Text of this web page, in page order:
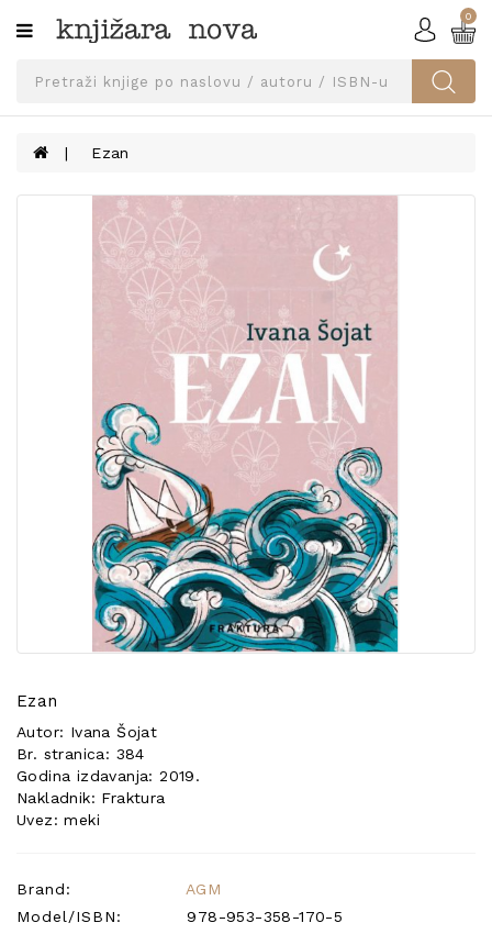
Kategorije
SVEUČILIŠNA
UDŽBENICI
KNJIGE
PRIBOR
0
Ezan
Ezan
Autor: Ivana Šojat
Br. stranica: 384
Godina izdavanja: 2019.
Nakladnik: Fraktura
Uvez: meki
Brand:
AGM
Model/ISBN:
978-953-358-170-5